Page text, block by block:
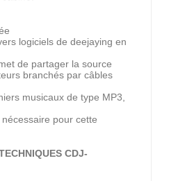
logiciels de deejaying en
de partager la source
branchés par câbles
musicaux de type MP3,
pour cette
CDJ-